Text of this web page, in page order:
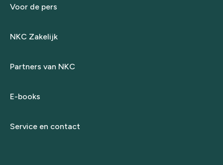
Voor de pers
NKC Zakelijk
Partners van NKC
E-books
Service en contact